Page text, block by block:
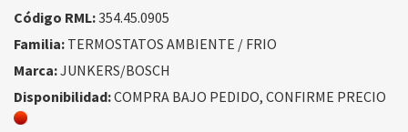
Código RML:354.45.0905
Familia: TERMOSTATOS AMBIENTE / FRIO
Marca:JUNKERS/BOSCH
Disponibilidad:COMPRA BAJO PEDIDO, CONFIRME PRECIO